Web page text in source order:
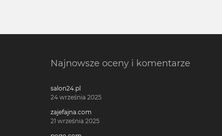
Najnowsze oceny i komentarze
salon24.pl
24 września 2025
zajefajna.com
21 września 2025